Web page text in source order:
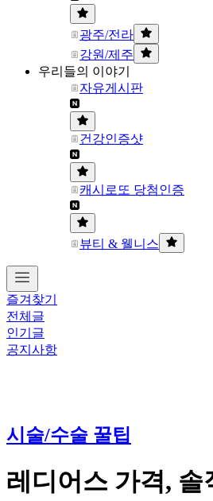
광주/전라
강원/제주
우리들의 이야기
자유게시판
건강인증샷
캐시로또 당첨인증
뷰티 & 웰니스
즐겨찾기
전체글
인기글
공지사항
시술/수술 꿀팁
레디어스 가격, 솔